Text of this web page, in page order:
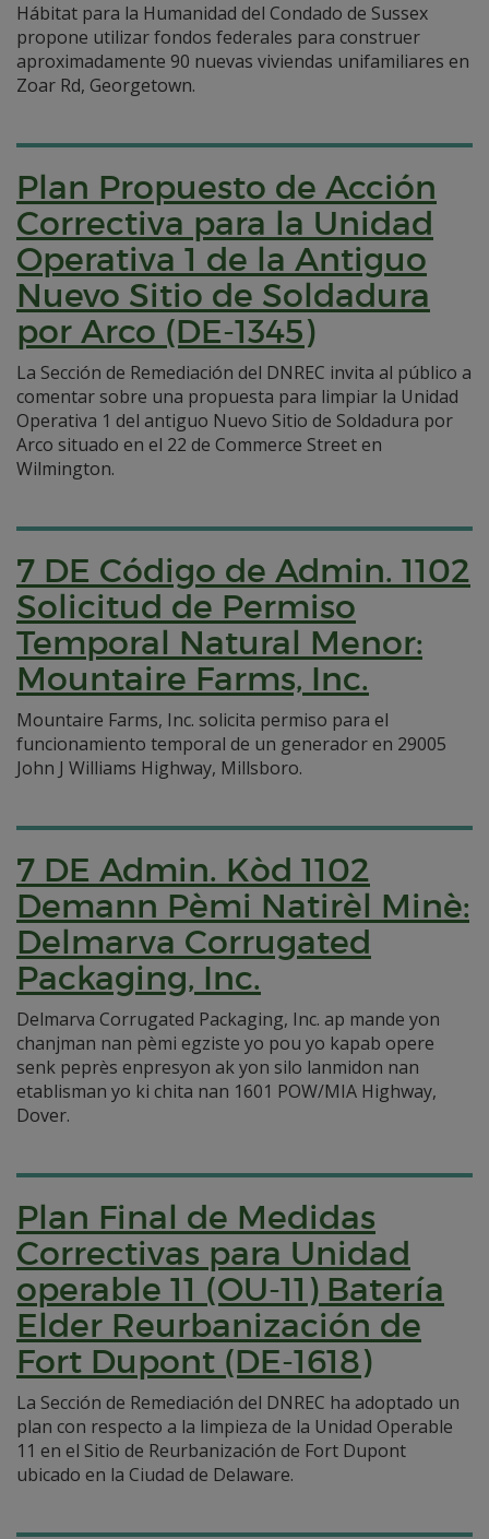
Hábitat para la Humanidad del Condado de Sussex
propone utilizar fondos federales para construer
aproximadamente 90 nuevas viviendas unifamiliares en
Zoar Rd, Georgetown.
Plan Propuesto de Acción
Correctiva para la Unidad
Operativa 1 de la Antiguo
Nuevo Sitio de Soldadura
por Arco (DE-1345)
La Sección de Remediación del DNREC invita al público a
comentar sobre una propuesta para limpiar la Unidad
Operativa 1 del antiguo Nuevo Sitio de Soldadura por
Arco situado en el 22 de Commerce Street en
Wilmington.
7 DE Código de Admin. 1102
Solicitud de Permiso
Temporal Natural Menor:
Mountaire Farms, Inc.
Mountaire Farms, Inc. solicita permiso para el
funcionamiento temporal de un generador en 29005
John J Williams Highway, Millsboro.
7 DE Admin. Kòd 1102
Demann Pèmi Natirèl Minè:
Delmarva Corrugated
Packaging, Inc.
Delmarva Corrugated Packaging, Inc. ap mande yon
chanjman nan pèmi egziste yo pou yo kapab opere
senk peprès enpresyon ak yon silo lanmidon nan
etablisman yo ki chita nan 1601 POW/MIA Highway,
Dover.
Plan Final de Medidas
Correctivas para Unidad
operable 11 (OU-11) Batería
Elder Reurbanización de
Fort Dupont (DE-1618)
La Sección de Remediación del DNREC ha adoptado un
plan con respecto a la limpieza de la Unidad Operable
11 en el Sitio de Reurbanización de Fort Dupont
ubicado en la Ciudad de Delaware.